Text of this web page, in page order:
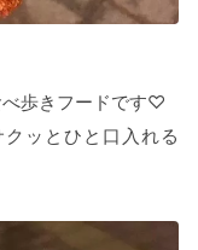
歩きフードです♡
ッとひと口入れる